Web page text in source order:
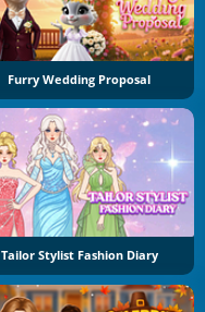
Furry Wedding Proposal
Tailor Stylist Fashion Diary